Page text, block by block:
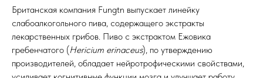
Британская компания Fungtn выпускает линейку
слабоалкогольного пива, содержащего экстракты
лекарственных грибов. Пиво с экстрактом Ежовика
гребенчатого (Hericium erinaceus), по утверждению
производителей, обладает нейротрофическими свойствами,